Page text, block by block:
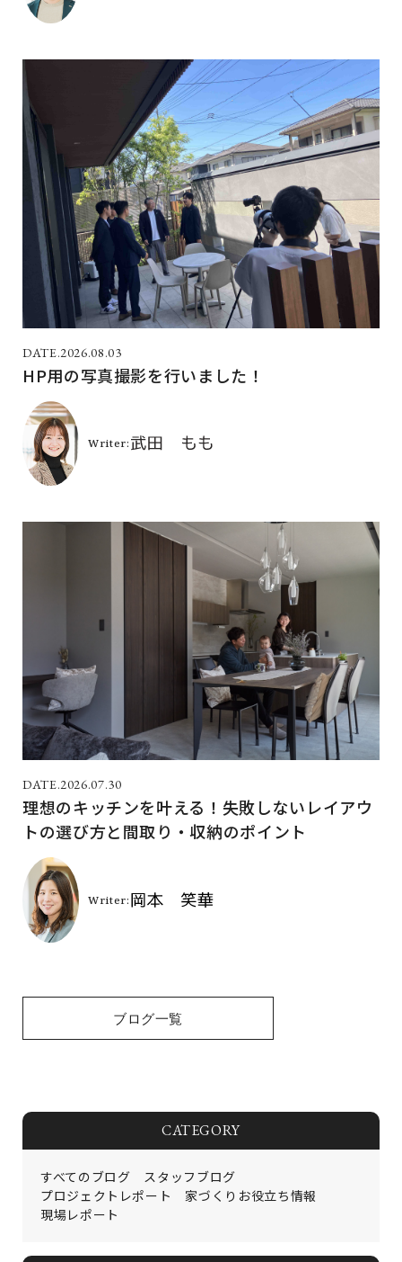
2026.08.03
HP用の写真撮影を行いました！
2026.07.30
理想のキッチンを叶える！失敗しないレイアウ
トの選び方と間取り・収納のポイント
ブログ一覧
CATEGORY
すべてのブログ
スタッフブログ
プロジェクトレポート
家づくりお役立ち情報
現場レポート